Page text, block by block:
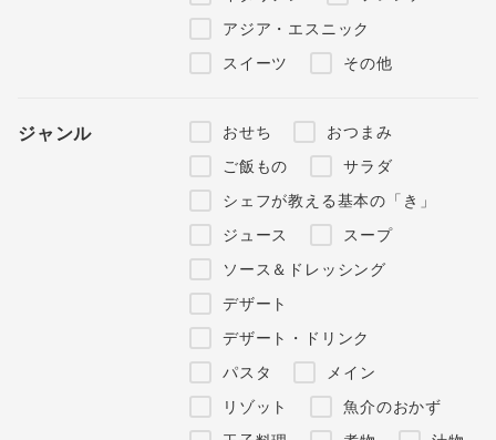
アジア・エスニック
スイーツ
その他
ジャンル おせち
おつまみ
ご飯もの
サラダ
シェフが教える基本の「き」
ジュース
スープ
ソース＆ドレッシング
デザート
デザート・ドリンク
パスタ
メイン
リゾット
魚介のおかず